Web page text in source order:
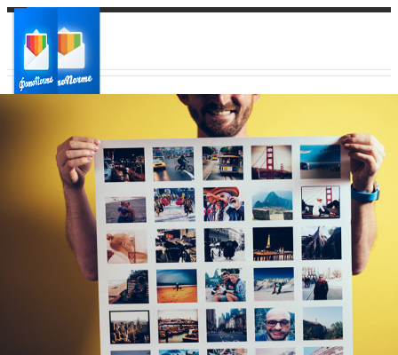
Ваш город:
Ваш регион доставки
Выберите из списка: